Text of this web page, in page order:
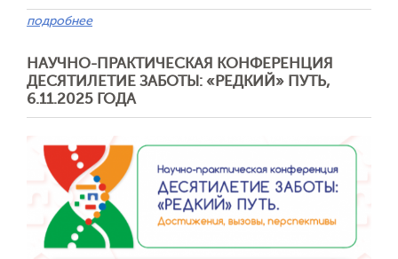
подробнее
НАУЧНО-ПРАКТИЧЕСКАЯ КОНФЕРЕНЦИЯ
ДЕСЯТИЛЕТИЕ ЗАБОТЫ: «РЕДКИЙ» ПУТЬ,
6.11.2025 ГОДА
Отправить